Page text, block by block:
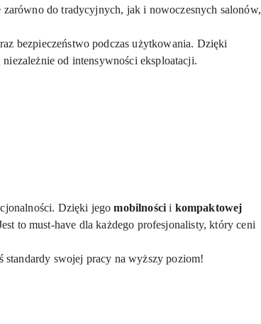
zarówno do tradycyjnych, jak i nowoczesnych salonów,
bezpieczeństwo podczas użytkowania. Dzięki
od intensywności eksploatacji.
Dzięki jego mobilności i kompaktowej
to must-have dla każdego profesjonalisty, który ceni
standardy swojej pracy na wyższy poziom!